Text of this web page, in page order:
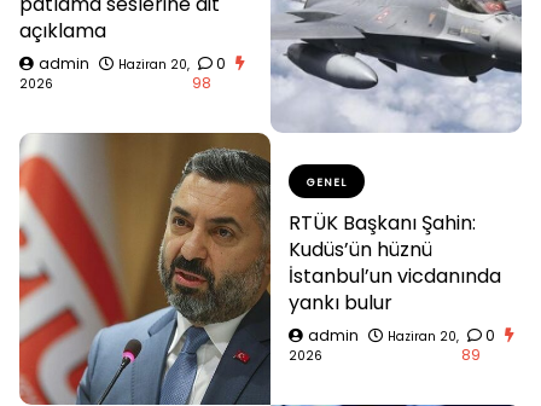
açıklama
admin
Haziran 20,
2026
0
98
GENEL
RTÜK Başkanı Şahin:
Kudüs’ün hüznü
İstanbul’un vicdanında
yankı bulur
admin
Haziran 20,
2026
0
89